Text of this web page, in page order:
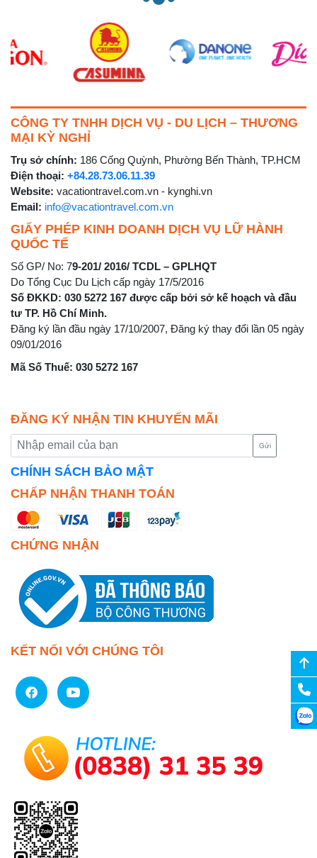
CÔNG TY TNHH DỊCH VỤ - DU LỊCH – THƯƠNG
MẠI KỲ NGHỈ
Trụ sở chính: 186 Cống Quỳnh, Phường Bến Thành, TP.HCM
Điện thoại: +84.28.73.06.11.39
Website: vacationtravel.com.vn - kynghi.vn
Email: info@vacationtravel.com.vn
GIẤY PHÉP KINH DOANH DỊCH VỤ LỮ HÀNH
QUỐC TẾ
Số GP/ No: 79-201/ 2016/ TCDL – GPLHQT
Do Tổng Cục Du Lịch cấp ngày 17/5/2016
Số ĐKKD: 030 5272 167 được cấp bởi sở kế hoạch và đầu
tư TP. Hồ Chí Minh.
Đăng ký lần đầu ngày 17/10/2007, Đăng ký thay đổi lần 05 ngày
09/01/2016
Mã Số Thuế: 030 5272 167
ĐĂNG KÝ NHẬN TIN KHUYẾN MÃI
Gửi
CHÍNH SÁCH BẢO MẬT
CHẤP NHẬN THANH TOÁN
CHỨNG NHẬN
KẾT NỐI VỚI CHÚNG TÔI